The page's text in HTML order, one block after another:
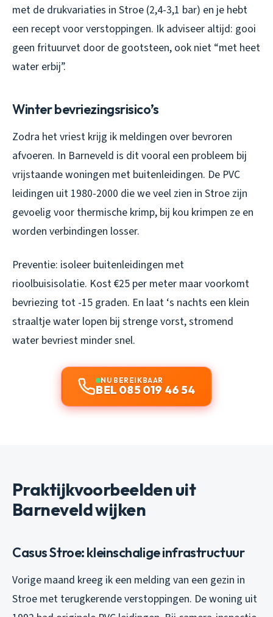
met de drukvariaties in Stroe (2,4-3,1 bar) en je hebt
een recept voor verstoppingen. Ik adviseer altijd: gooi
geen frituurvet door de gootsteen, ook niet “met heet
water erbij”.
Winter bevriezingsrisico’s
Zodra het vriest krijg ik meldingen over bevroren
afvoeren. In Barneveld is dit vooral een probleem bij
vrijstaande woningen met buitenleidingen. De PVC
leidingen uit 1980-2000 die we veel zien in Stroe zijn
gevoelig voor thermische krimp, bij kou krimpen ze en
worden verbindingen losser.
Preventie: isoleer buitenleidingen met
rioolbuisisolatie. Kost €25 per meter maar voorkomt
bevriezing tot -15 graden. En laat ‘s nachts een klein
straaltje water lopen bij strenge vorst, stromend
water bevriest minder snel.
NU BEREIKBAAR
BEL 085 019 46 54
Praktijkvoorbeelden uit
Barneveld wijken
Casus Stroe: kleinschalige infrastructuur
Vorige maand kreeg ik een melding van een gezin in
Stroe met terugkerende verstoppingen. De woning uit